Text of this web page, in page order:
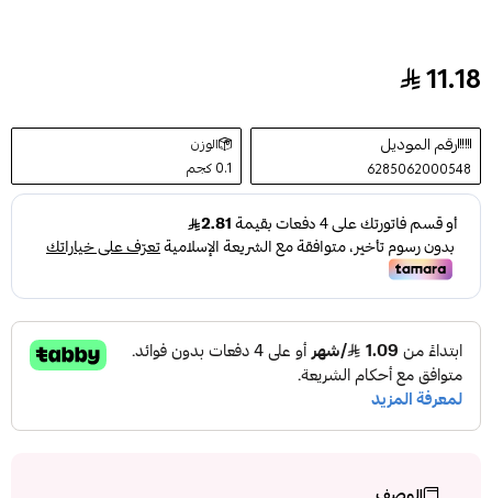
قلم محدد شفاه رقم233من لوك
11.18
رقم الموديل
6285062000548
الوزن
0.1 كجم